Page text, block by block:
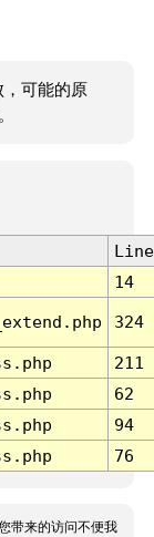
可能的原
Line
14
324
211
62
94
76
带来的访问不便我